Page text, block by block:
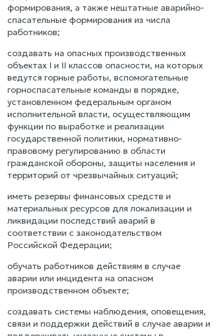
формирования, а также нештатные аварийно-
спасательные формирования из числа
работников;
создавать на опасных производственных
объектах I и II классов опасности, на которых
ведутся горные работы, вспомогательные
горноспасательные команды в порядке,
установленном федеральным органом
исполнительной власти, осуществляющим
функции по выработке и реализации
государственной политики, нормативно-
правовому регулированию в области
гражданской обороны, защиты населения и
территорий от чрезвычайных ситуаций;
иметь резервы финансовых средств и
материальных ресурсов для локализации и
ликвидации последствий аварий в
соответствии с законодательством
Российской Федерации;
обучать работников действиям в случае
аварии или инцидента на опасном
производственном объекте;
создавать системы наблюдения, оповещения,
связи и поддержки действий в случае аварии и